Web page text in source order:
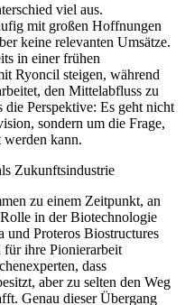
viel aus.
mit großen Hoffnungen
keine relevanten Umsätze.
in einer frühen
Ryoncil steigen, während
den Mittelabfluss zu
die Perspektive: Es geht nicht
sondern um die Frage,
werden kann.
Zukunftsindustrie
zu einem Zeitpunkt, an
in der Biotechnologie
und Proteros Biostructures
ihre Pionierarbeit
dass
aber zu selten den Weg
Genau dieser Übergang